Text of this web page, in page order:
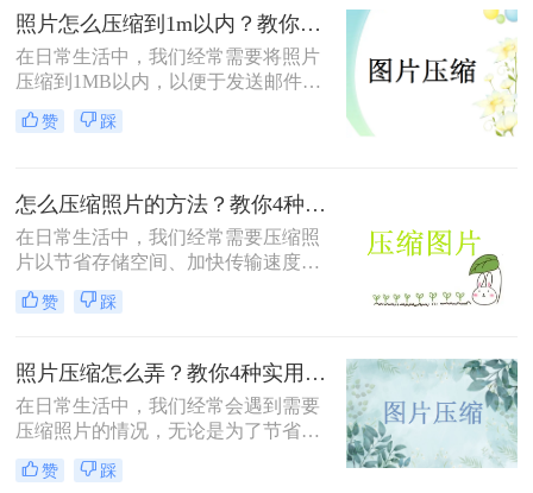
实际需求快速做出选择。
种将图片压缩到200K以下的实用方
法。
照片怎么压缩到1m以内？教你三招压缩照片！
在日常生活中，我们经常需要将照片
压缩到1MB以内，以便于发送邮件、
上传到社交媒体或满足特定平台的要
求。那么照片怎么压缩到1m以内呢？
赞 踩
怎么压缩照片的方法？教你4种实用方法!！
在日常生活中，我们经常需要压缩照
片以节省存储空间、加快传输速度或
满足特定平台的要求。那么怎么压缩
照片的方法呢？本文将介绍四种有效
这些需求。
赞 踩
照片压缩怎么弄？教你4种实用方法！
在日常生活中，我们经常会遇到需要
压缩照片的情况，无论是为了节省存
储空间，还是为了加快图片上传和下
载的速度。那么照片压缩怎么弄呢？
赞 踩